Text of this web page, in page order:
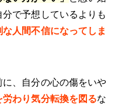
で予想しているよりも
な人間不信になってしま
、自分の心の傷をいや
労わり気分転換を図るな